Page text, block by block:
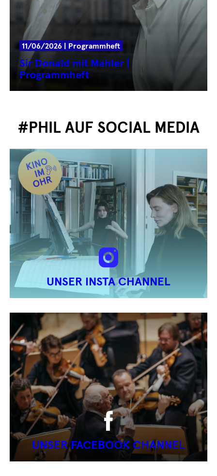
11/06/2026 | Programmheft
Sir Donald mit Mahler |
Programmheft
#PHIL AUF SOCIAL MEDIA
UNSER INSTA CHANNEL
UNSER FACEBOOK CHANNEL